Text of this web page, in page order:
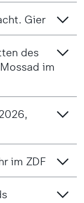
Gier
des
im
im ZDF